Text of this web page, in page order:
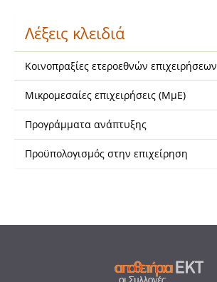
Λέξεις κλειδιά
Κοινοπραξίες ετεροεθνών επιχειρήσεων
Μικρομεσαίες επιχειρήσεις (ΜμΕ)
Προγράμματα ανάπτυξης
Προϋπολογισμός στην επιχείρηση